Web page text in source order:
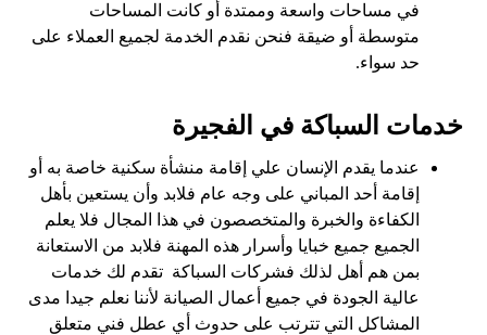
في مساحات واسعة وممتدة أو كانت المساحات
متوسطة أو ضيقة فنحن نقدم الخدمة لجميع العملاء على
حد سواء.
خدمات السباكة في الفجيرة
عندما يقدم الإنسان علي إقامة منشأة سكنية خاصة به أو
إقامة أحد المباني على وجه عام فلابد وأن يستعين بأهل
الكفاءة والخبرة والمتخصصون في هذا المجال فلا يعلم
الجميع جميع خبايا وأسرار هذه المهنة فلابد من الاستعانة
بمن هم أهل لذلك فشركات السباكة تقدم لك خدمات
عالية الجودة في جميع أعمال الصيانة لأننا نعلم جيدا مدى
المشاكل التي تترتب على حدوث أي عطل فني متعلق